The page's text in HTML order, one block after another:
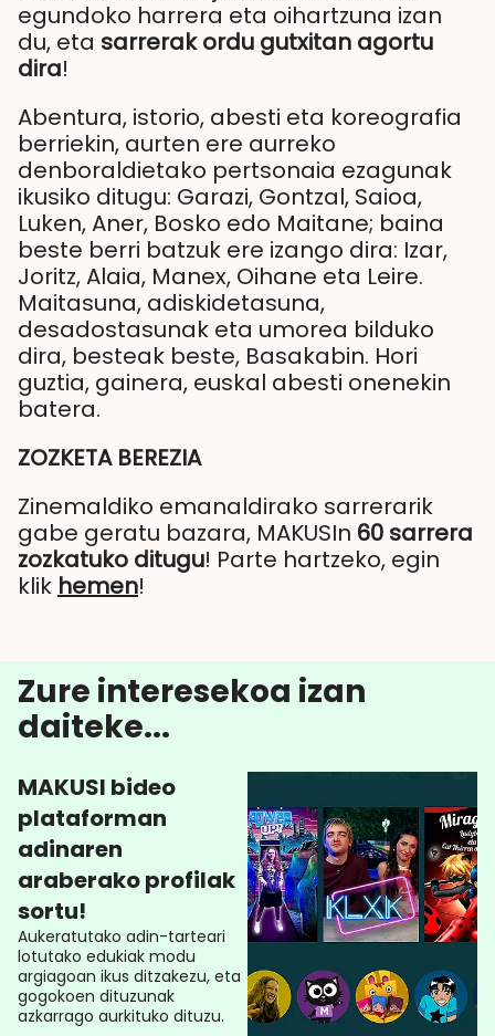
egundoko harrera eta oihartzuna izan
du, eta sarrerak ordu gutxitan agortu
dira!
Abentura, istorio, abesti eta koreografia
berriekin, aurten ere aurreko
denboraldietako pertsonaia ezagunak
ikusiko ditugu: Garazi, Gontzal, Saioa,
Luken, Aner, Bosko edo Maitane; baina
beste berri batzuk ere izango dira: Izar,
Joritz, Alaia, Manex, Oihane eta Leire.
Maitasuna, adiskidetasuna,
desadostasunak eta umorea bilduko
dira, besteak beste, Basakabin. Hori
guztia, gainera, euskal abesti onenekin
batera.
ZOZKETA BEREZIA
Zinemaldiko emanaldirako sarrerarik
gabe geratu bazara, MAKUSIn 60 sarrera
zozkatuko ditugu! Parte hartzeko, egin
klik hemen!
Zure interesekoa izan
daiteke...
MAKUSI bideo
plataforman
adinaren
araberako profilak
sortu!
Aukeratutako adin-tarteari
lotutako edukiak modu
argiagoan ikus ditzakezu, eta
gogokoen dituzunak
azkarrago aurkituko dituzu.